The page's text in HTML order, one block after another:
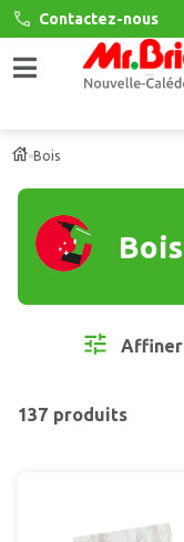
Contactez-nous
Bois
Bois
Affiner
137 produits